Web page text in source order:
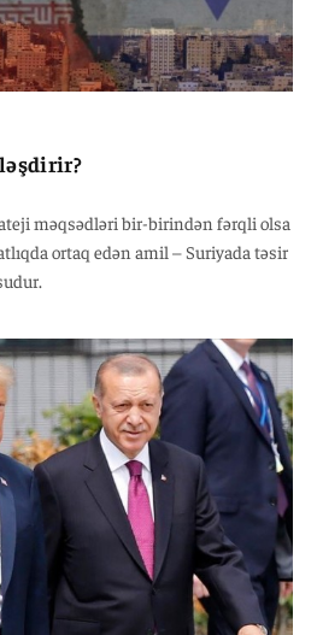
məqsədləri bir-birindən fərqli olsa
ortaq edən amil – Suriyada təsir